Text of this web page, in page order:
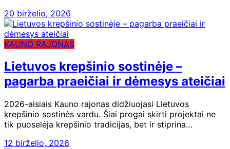
20 birželio, 2026
KAUNO RAJONAS
Lietuvos krepšinio sostinėje –
pagarba praeičiai ir dėmesys ateičiai
2026-aisiais Kauno rajonas didžiuojasi Lietuvos
krepšinio sostinės vardu. Šiai progai skirti projektai ne
tik puoselėja krepšinio tradicijas, bet ir stiprina…
12 birželio, 2026